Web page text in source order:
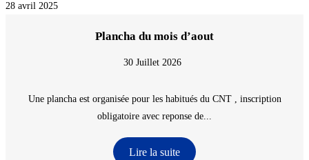
28 avril 2025
Plancha du mois d’aout
30 Juillet 2026
Une plancha est organisée pour les habitués du CNT , inscription
obligatoire avec reponse de...
Lire la suite